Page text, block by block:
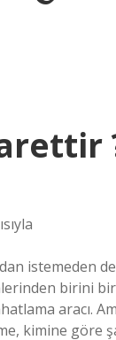
istemeden
birini
aracı.
kimine